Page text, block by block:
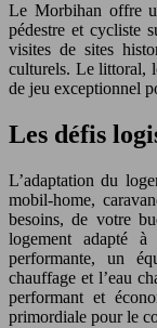
Le Morbihan offre
pédestre et cycliste
visites de sites
culturels. Le littoral,
de jeu exceptionnel
Les défis
L’adaptation du
mobil-home,
besoins, de votre
logement adapté
performante, un
chauffage et l’eau
performant et
primordiale pour le